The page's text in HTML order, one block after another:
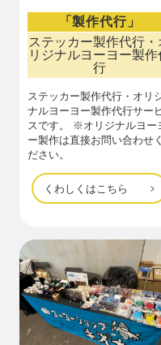
「製作代行」
ステッカー製作代行・
リジナルヨーヨー製作
行
ステッカー製作代行・オリ
ナルヨーヨー製作代行サー
スです。 ※オリジナルヨー
ー製作は直接お問い合わせく
ださい。
くわしくはこちら